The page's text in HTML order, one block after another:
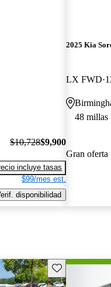
$10,728$9,900
incluye tasas
$99/mes est.
disponibilidad
2025 Kia
LX FWD
48 millas
Gran oferta
Guarda este